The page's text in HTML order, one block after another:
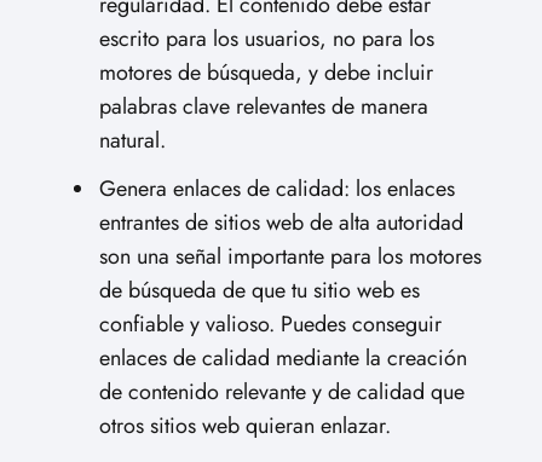
escrito para los usuarios, no para los
motores de búsqueda, y debe incluir
palabras clave relevantes de manera
natural.
Genera enlaces de calidad: los enlaces
entrantes de sitios web de alta autoridad
son una señal importante para los motores
de búsqueda de que tu sitio web es
confiable y valioso. Puedes conseguir
enlaces de calidad mediante la creación
de contenido relevante y de calidad que
otros sitios web quieran enlazar.